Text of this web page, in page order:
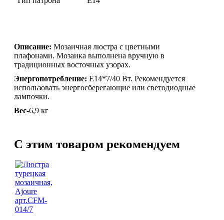
Светильники Лофт
Светильники с цепочками
Люстры для мечети
Фонари
Абажуры
МЕБЕЛЬ
Консоли
ХАМАМА
Описание: Мозаичная люстра с цветными
плафонами. Мозаика выполнена вручную в
традиционных восточных узорах.
Энергопотребление: Е14*7/40 Вт. Рекомендуется
использовать энергосберегающие или светодиодные
лампочки.
Вес-6,9 кг
C этим товаром рекомендуем